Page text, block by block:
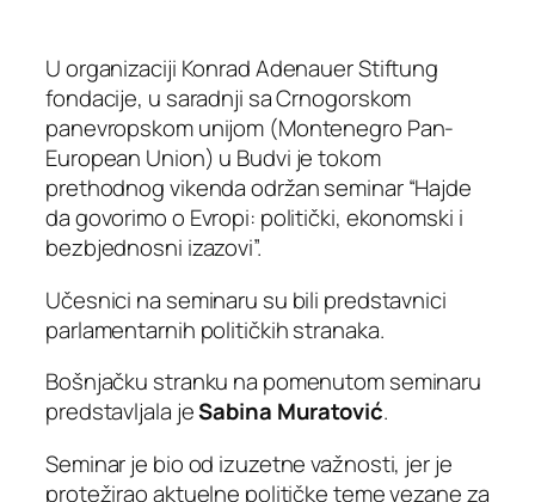
U organizaciji Konrad Adenauer Stiftung
fondacije, u saradnji sa Crnogorskom
panevropskom unijom (Montenegro Pan-
European Union) u Budvi je tokom
prethodnog vikenda održan seminar “Hajde
da govorimo o Evropi: politički, ekonomski i
bezbjednosni izazovi”.
Učesnici na seminaru su bili predstavnici
parlamentarnih političkih stranaka.
Bošnjačku stranku na pomenutom seminaru
predstavljala jeSabina Muratović.
Seminar je bio od izuzetne važnosti, jer je
protežirao aktuelne političke teme vezane za